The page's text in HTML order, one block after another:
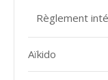
Règlement
Aïkido